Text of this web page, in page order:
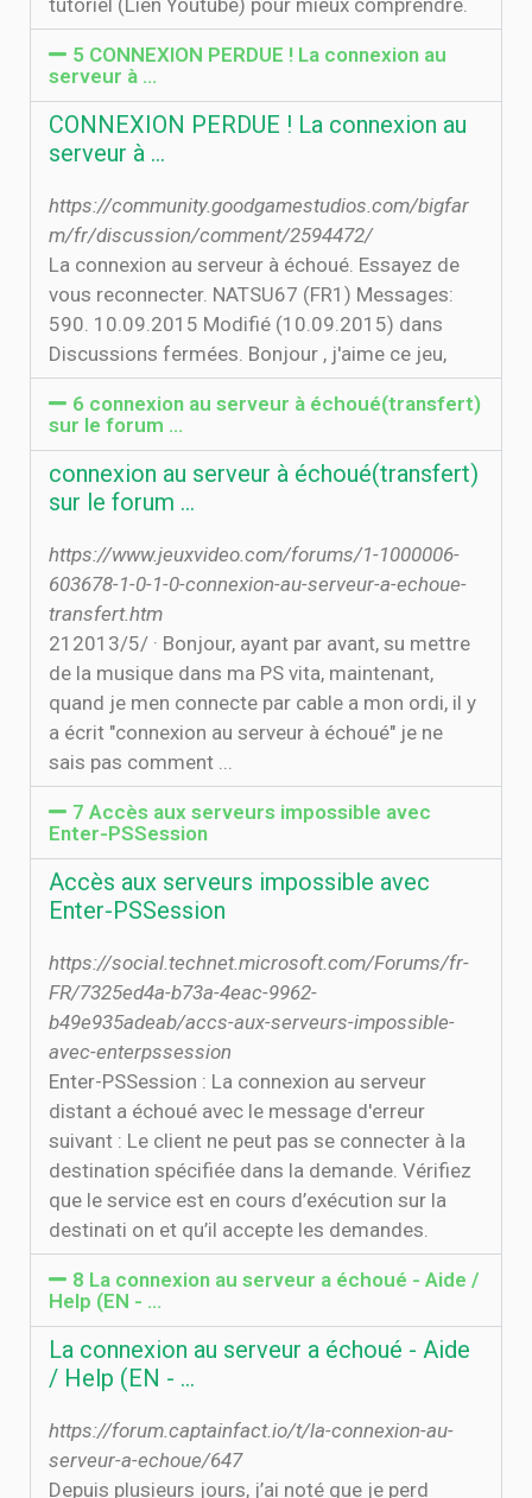
tutoriel (Lien Youtube) pour mieux comprendre.
5 CONNEXION PERDUE ! La connexion au
serveur à …
CONNEXION PERDUE ! La connexion au
serveur à …
https://community.goodgamestudios.com/bigfar
m/fr/discussion/comment/2594472/
La connexion au serveur à échoué. Essayez de
vous reconnecter. NATSU67 (FR1) Messages:
590. 10.09.2015 Modifié (10.09.2015) dans
Discussions fermées. Bonjour , j'aime ce jeu,
6 connexion au serveur à échoué(transfert)
sur le forum ...
connexion au serveur à échoué(transfert)
sur le forum ...
https://www.jeuxvideo.com/forums/1-1000006-
603678-1-0-1-0-connexion-au-serveur-a-echoue-
transfert.htm
21‏‏/5‏‏/2013 · Bonjour, ayant par avant, su mettre
de la musique dans ma PS vita, maintenant,
quand je men connecte par cable a mon ordi, il y
a écrit "connexion au serveur à échoué" je ne
sais pas comment ...
7 Accès aux serveurs impossible avec
Enter-PSSession
Accès aux serveurs impossible avec
Enter-PSSession
https://social.technet.microsoft.com/Forums/fr-
FR/7325ed4a-b73a-4eac-9962-
b49e935adeab/accs-aux-serveurs-impossible-
avec-enterpssession
Enter-PSSession : La connexion au serveur
distant a échoué avec le message d'erreur
suivant : Le client ne peut pas se connecter à la
destination spécifiée dans la demande. Vérifiez
que le service est en cours d’exécution sur la
destinati on et qu’il accepte les demandes.
8 La connexion au serveur a échoué - Aide /
Help (EN - …
La connexion au serveur a échoué - Aide
/ Help (EN - …
https://forum.captainfact.io/t/la-connexion-au-
serveur-a-echoue/647
Depuis plusieurs jours, j’ai noté que je perd